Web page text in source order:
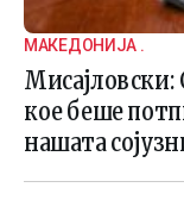
МАКЕДОНИЈА .
кое беше
нашата